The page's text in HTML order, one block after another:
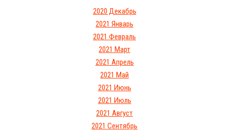
2020 Декабрь
2021 Январь
2021 Февраль
2021 Март
2021 Апрель
2021 Май
2021 Июнь
2021 Июль
2021 Август
2021 Сентябрь